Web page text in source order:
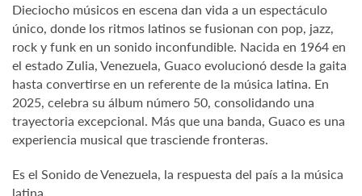
Dieciocho músicos en escena dan vida a un espectáculo
único, donde los ritmos latinos se fusionan con pop, jazz,
rock y funk en un sonido inconfundible. Nacida en 1964 en
el estado Zulia, Venezuela, Guaco evolucionó desde la gaita
hasta convertirse en un referente de la música latina. En
2025, celebra su álbum número 50, consolidando una
trayectoria excepcional. Más que una banda, Guaco es una
experiencia musical que trasciende fronteras.
Es el Sonido de Venezuela, la respuesta del país a la música